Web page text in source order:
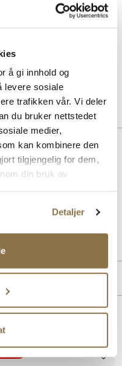
å gi innhold og
levere sosiale
trafikken vår. Vi deler
du bruker nettstedet
medier,
kan kombinere den
tilgjengelig for dem,
din bruk av
Detaljer
Design Group. Trendy sløyfe,
hæl. Modellen har en god
komfort.